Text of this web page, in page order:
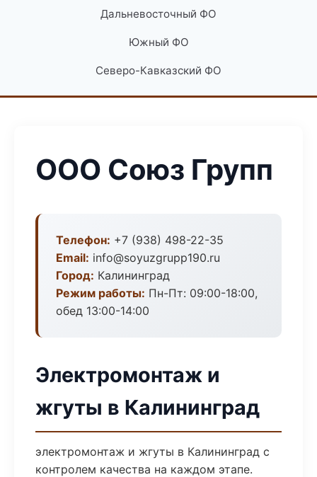
Дальневосточный ФО
Южный ФО
Северо-Кавказский ФО
ООО Союз Групп
Телефон: +7 (938) 498-22-35
Email: info@soyuzgrupp190.ru
Город: Калининград
Режим работы: Пн-Пт: 09:00-18:00,
обед 13:00-14:00
Электромонтаж и
жгуты в Калининград
электромонтаж и жгуты в Калининград с
контролем качества на каждом этапе.